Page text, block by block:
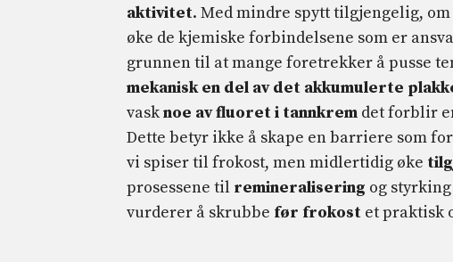
aktivitet. Med mindre spytt tilgjengelig,
øke de kjemiske forbindelsene som er
grunnen til at mange foretrekker å pusse
mekanisk en del av det akkumulerte
vasknoe av fluoret i tannkrem det forblir
Dette betyr ikke å skape en barriere som
vi spiser til frokost, men midlertidig øke
prosessene til remineralisering og styrking
vurderer å skrubbe før frokost et praktisk